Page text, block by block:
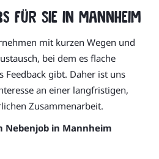
für Sie in Mannheim
mit kurzen Wegen und
bei dem es flache
Feedback gibt. Daher ist uns
an einer langfristigen,
Zusammenarbeit.
Nebenjob in Mannheim